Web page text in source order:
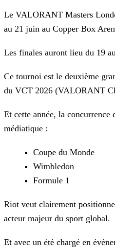
Le VALORANT Masters
au 21 juin au Copper Box
Les finales auront lieu du 19
Ce tournoi est le deuxième
du VCT 2026 (VALORANT
Et cette année, la concurrence
médiatique :
Coupe du Monde
Wimbledon
Formule 1
Riot veut clairement
acteur majeur du sport global.
Et avec un été chargé en